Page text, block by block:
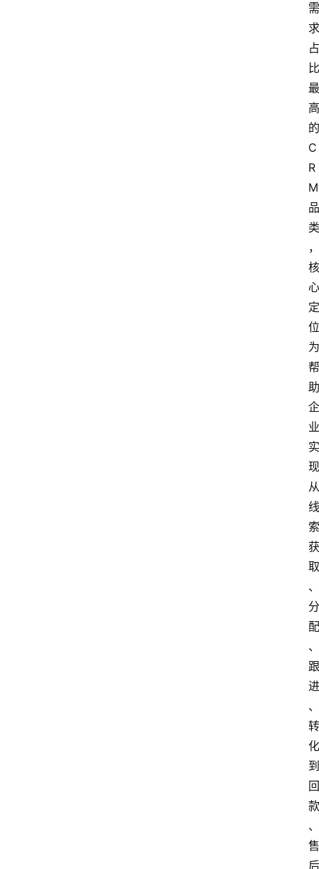
需
求
占
比
最
高
的
C
R
M
品
类
，
核
心
定
位
为
帮
助
企
业
实
现
从
线
索
获
取
、
分
配
、
跟
进
、
转
化
到
回
款
、
售
后